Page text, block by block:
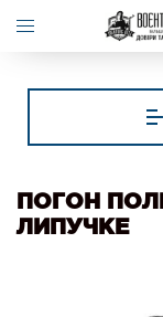
ПОГОН
ЛИПУЧКЕ